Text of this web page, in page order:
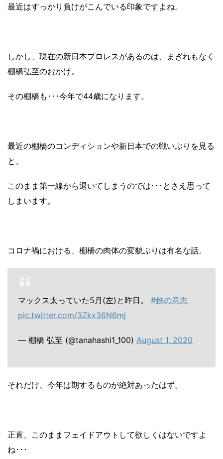
最近はすっかり負けがこんでいる印象ですよね。
しかし、現在の新日本プロレスがあるのは、まぎれもなく
棚橋弘至のおかげ。
その棚橋も･･･今年で44歳になります。
最近の棚橋のコンディションや新日本での戦いぶりを見る
と、
このまま第一線から退いてしまうのでは･･･とさえ思って
しまいます。
コロナ禍における、棚橋の肉体の変貌ぶりは有名な話。
マックス太っていた5月(左)と昨日。 #鉄の意志
pic.twitter.com/3Zkx36N6mj
— 棚橋 弘至 (@tanahashi1_100) August 1, 2020
それだけ、今年は期するものが絶対あったはず。
正直、このままフェイドアウトして欲しくはないですよ
ね･･･